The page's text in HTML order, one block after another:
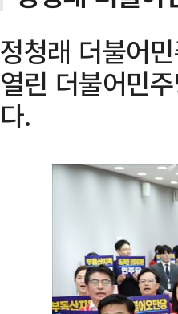
정청래 더불어
열린 더불어민
다.